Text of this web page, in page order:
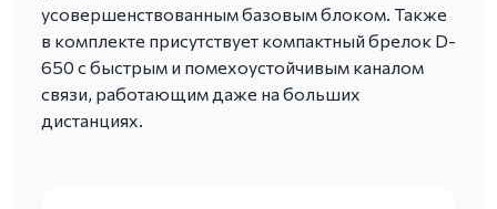
усовершенствованным базовым блоком. Также
в комплекте присутствует компактный брелок D-
650 с быстрым и помехоустойчивым каналом
связи, работающим даже на больших
дистанциях.